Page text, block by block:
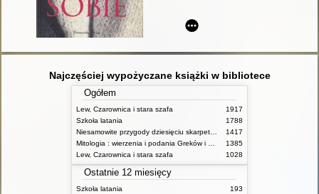
Najczęściej wypożyczane książki w bibliotece
Ogółem
Lew, Czarownica i stara szafa
1917
Szkoła latania
1788
1417
1385
Lew, Czarownica i stara szafa
1028
Ostatnie 12 miesięcy
Szkoła latania
193